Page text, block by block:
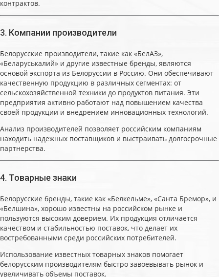
контрактов.
3. Компании производители
Белорусские производители, такие как «БелАЗ»,
«Беларуськалий» и другие известные бренды, являются
основой экспорта из Белоруссии в Россию. Они обеспечивают
качественную продукцию в различных сегментах: от
сельскохозяйственной техники до продуктов питания. Эти
предприятия активно работают над повышением качества
своей продукции и внедрением инновационных технологий.
Анализ производителей позволяет российским компаниям
находить надежных поставщиков и выстраивать долгосрочные
партнерства.
4. Товарные знаки
Белорусские бренды, такие как «Белкельме», «Санта Бремор», и
«Белшина», хорошо известны на российском рынке и
пользуются высоким доверием. Их продукция отличается
качеством и стабильностью поставок, что делает их
востребованными среди российских потребителей.
Использование известных товарных знаков помогает
белорусским производителям быстро завоевывать рынок и
увеличивать объемы поставок.